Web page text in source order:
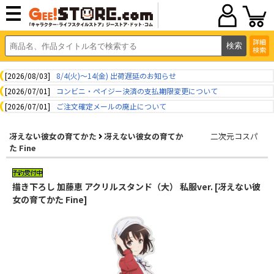
詳細
検索
[2026/08/03]
8/4(火)～14(金) 出荷遅延のお知らせ
[2026/07/01]
コンビニ・ペイジー決済の支払期限変更について
[2026/07/01]
ご注文確定メールの廃止について
冴えない彼女の育てかた
冴えない彼女の育てか
た Fine
二次元コスパ
描き下ろし 加藤恵 アクリルスタンド（大） 私服ver. [冴えない彼
女の育てかた Fine]